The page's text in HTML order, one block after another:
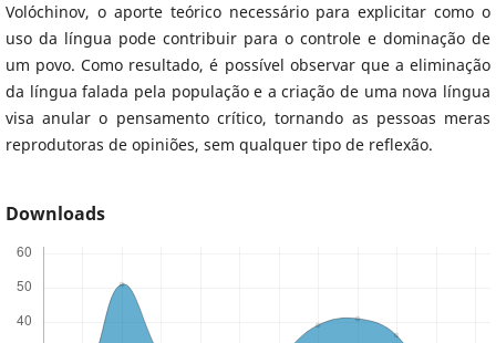
Volóchinov, o aporte teórico necessário para explicitar como o
uso da língua pode contribuir para o controle e dominação de
um povo. Como resultado, é possível observar que a eliminação
da língua falada pela população e a criação de uma nova língua
visa anular o pensamento crítico, tornando as pessoas meras
reprodutoras de opiniões, sem qualquer tipo de reflexão.
Downloads